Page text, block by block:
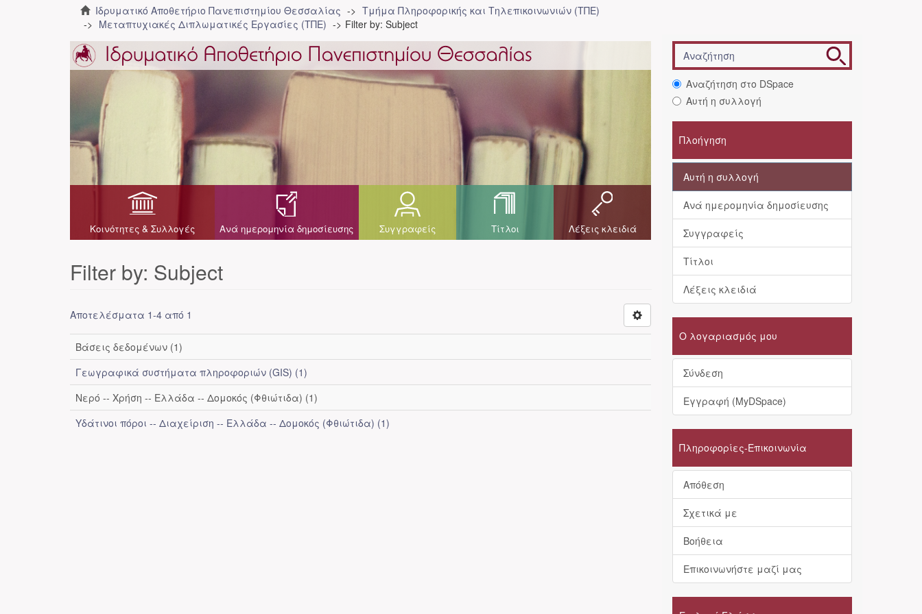
Ιδρυματικό Αποθετήριο Πανεπιστημίου Θεσσαλίας
Τμήμα Πληροφορικής και Τηλεπικοινωνιών (ΤΠΕ)
Μεταπτυχιακές Διπλωματικές Εργασίες (ΤΠΕ)
Filter by: Subject
Κοινότητες & Συλλογές Ανά ημερομηνία δημοσίευσης Συγγραφείς Τίτλοι Λέξεις κλειδιά
Filter by: Subject
Αποτελέσματα 1-4 από 1
Βάσεις δεδομένων (1)
Γεωγραφικά συστήματα πληροφοριών (GIS) (1)
Νερό -- Χρήση -- Ελλάδα -- Δομοκός (Φθιώτιδα) (1)
Υδάτινοι πόροι -- Διαχείριση -- Ελλάδα -- Δομοκός (Φθιώτιδα) (1)
Αναζήτηση στο DSpace
Αυτή η συλλογή
Πλοήγηση
Αυτή η συλλογή
Ανά ημερομηνία δημοσίευσης
Συγγραφείς
Τίτλοι
Λέξεις κλειδιά
Ο λογαριασμός μου
Σύνδεση
Εγγραφή (MyDSpace)
Πληροφορίες-Επικοινωνία
Απόθεση
Σχετικά με
Βοήθεια
Επικοινωνήστε μαζί μας